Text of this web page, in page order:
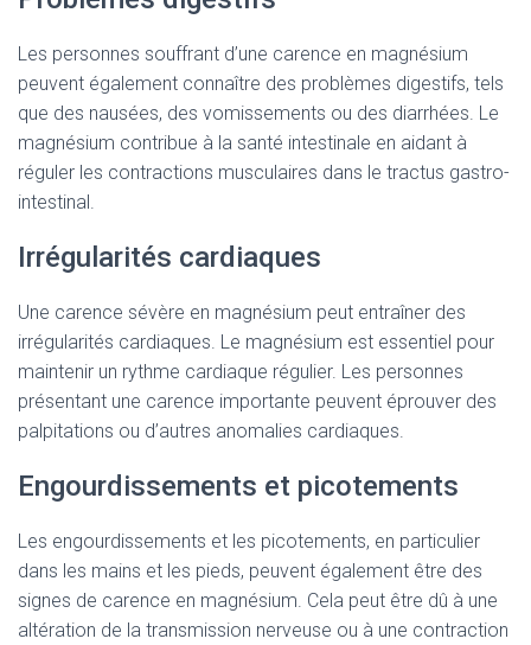
Les personnes souffrant d’une carence en magnésium
peuvent également connaître des problèmes digestifs, tels
que des nausées, des vomissements ou des diarrhées. Le
magnésium contribue à la santé intestinale en aidant à
réguler les contractions musculaires dans le tractus gastro-
intestinal.
Irrégularités cardiaques
Une carence sévère en magnésium peut entraîner des
irrégularités cardiaques. Le magnésium est essentiel pour
maintenir un rythme cardiaque régulier. Les personnes
présentant une carence importante peuvent éprouver des
palpitations ou d’autres anomalies cardiaques.
Engourdissements et picotements
Les engourdissements et les picotements, en particulier
dans les mains et les pieds, peuvent également être des
signes de carence en magnésium. Cela peut être dû à une
altération de la transmission nerveuse ou à une contraction